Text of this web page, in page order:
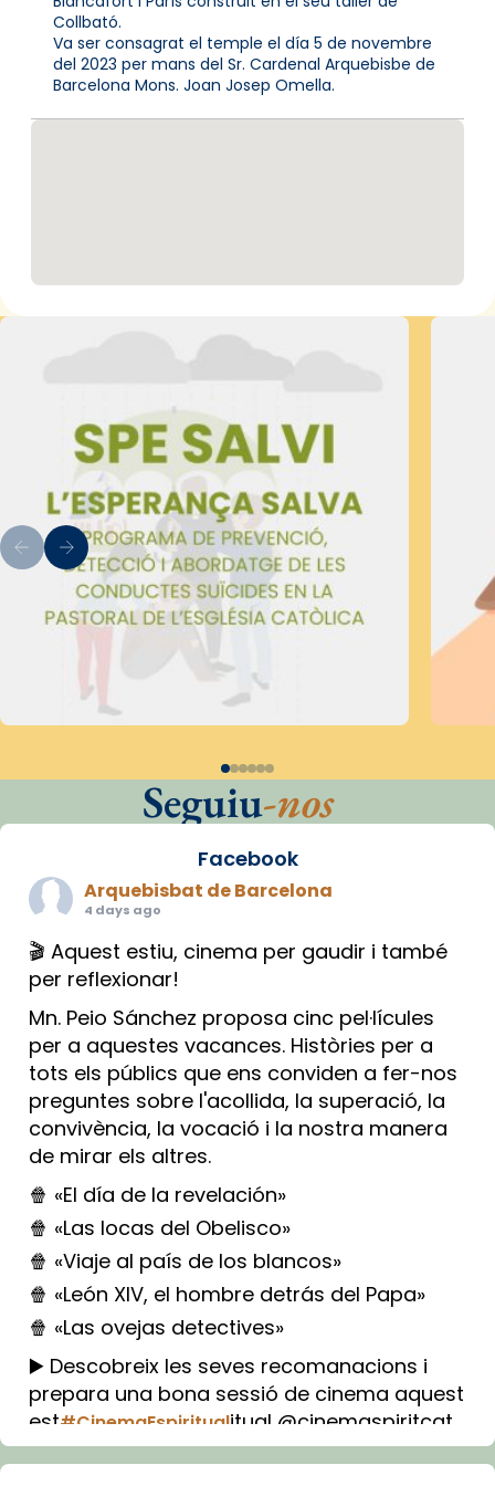
Collbató.
Va ser consagrat el temple el día 5 de novembre
del 2023 per mans del Sr. Cardenal Arquebisbe de
Barcelona Mons. Joan Josep Omella.
Seguiu-nos
Facebook
Arquebisbat de Barcelona
4 days ago
🎬 Aquest estiu, cinema per gaudir i també
per reflexionar!
Mn. Peio Sánchez proposa cinc pel·lícules
per a aquestes vacances. Històries per a
tots els públics que ens conviden a fer-nos
preguntes sobre l'acollida, la superació, la
convivència, la vocació i la nostra manera
de mirar els altres.
🍿 «El día de la revelación»
🍿 «Las locas del Obelisco»
🍿 «Viaje al país de los blancos»
🍿 «León XIV, el hombre detrás del Papa»
🍿 «Las ovejas detectives»
▶️ Descobreix les seves recomanacions i
prepara una bona sessió de cinema aquest
est#CinemaEspiritualitual @cinemaspiritcat
Imatge: Generada amb IA (OpenAI)